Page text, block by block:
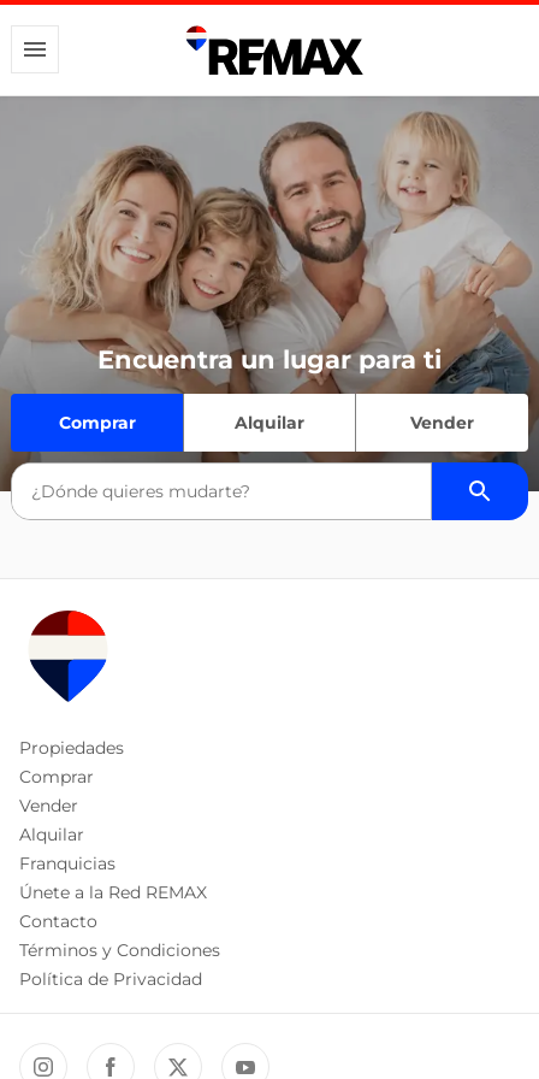
Encuentra un lugar para ti
Comprar Alquilar Vender
Propiedades
Comprar
Vender
Alquilar
Franquicias
Únete a la Red REMAX
Contacto
Términos y Condiciones
Política de Privacidad